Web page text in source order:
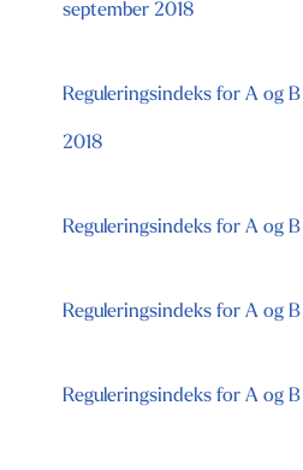
september 2018
Reguleringsindeks for A og
2018
Reguleringsindeks for A og
Reguleringsindeks for A og
Reguleringsindeks for A og